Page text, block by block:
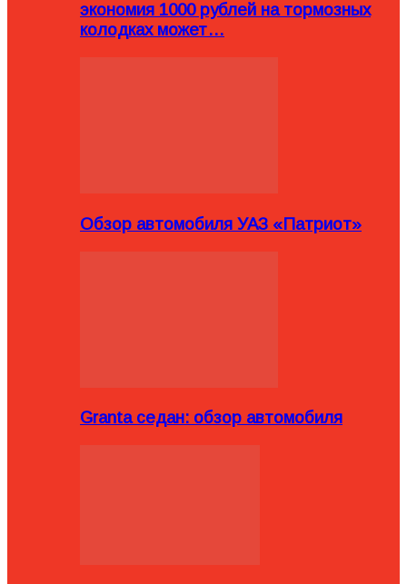
экономия 1000 рублей на тормозных
колодках может…
Обзор автомобиля УАЗ «Патриот»
Granta седан: обзор автомобиля